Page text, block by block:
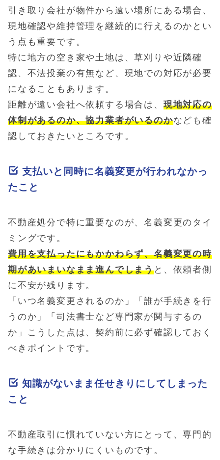
引き取り会社が物件から遠い場所にある場合、
現地確認や維持管理を継続的に行えるのかとい
う点も重要です。
特に地方の空き家や土地は、草刈りや近隣確
認、不法投棄の有無など、現地での対応が必要
になることもあります。
距離が遠い会社へ依頼する場合は、 現地対応の
体制があるのか、協力業者がいるのかなども確
認しておきたいところです。
支払いと同時に名義変更が行われなかっ
たこと
不動産処分で特に重要なのが、名義変更のタイ
ミングです。
費用を支払ったにもかかわらず、名義変更の時
期があいまいなまま進んでしまうと、依頼者側
に不安が残ります。
「いつ名義変更されるのか」「誰が手続きを行
うのか」「司法書士など専門家が関与するの
か」こうした点は、契約前に必ず確認しておく
べきポイントです。
知識がないまま任せきりにしてしまった
こと
不動産取引に慣れていない方にとって、専門的
な手続きは分かりにくいものです。